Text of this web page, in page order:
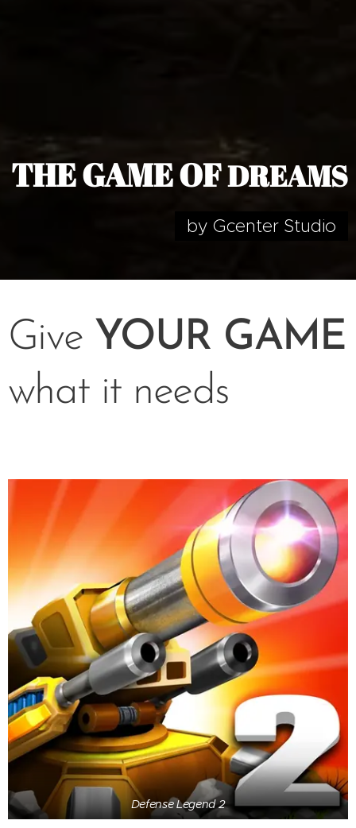
THE GAME OFDREAMS
by Gcenter Studio
Give YOUR GAME
what it needs
Defense Legend 2